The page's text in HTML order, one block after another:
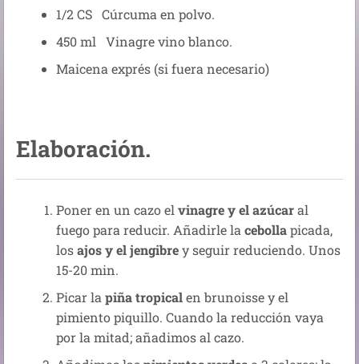
1/2 CS Cúrcuma en polvo.
450 ml Vinagre vino blanco.
Maicena exprés (si fuera necesario)
Elaboración.
Poner en un cazo el vinagre y el azúcaral
fuego para reducir. Añadirle la cebollapicada,
losajos y el jengibrey seguir reduciendo. Unos
15-20 min.
Picar la piña tropicalen brunoisse y el
pimiento piquillo. Cuando la reducción vaya
por la mitad; añadimos al cazo.